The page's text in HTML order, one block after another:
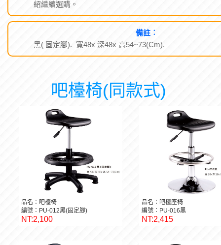
紹繼續選購。
備註︰
黑( 固定腳). 寬48x 深48x 高54~73(Cm).
吧檯椅(同款式)
品名：吧檯椅
編號：PU-012黑(固定腳)
NT:2,100
品名：吧檯座椅
編號：PU-016黑
NT:2,415